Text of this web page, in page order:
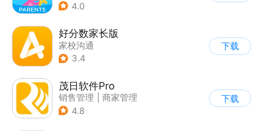
4.0
好分数家长版
家校沟通
3.4
下载
茂日软件Pro
销售管理
商家管理
4.8
下载